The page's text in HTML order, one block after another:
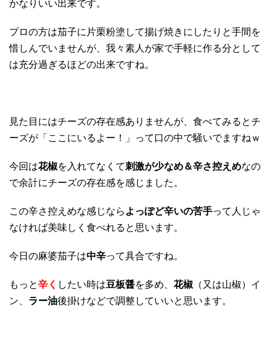
かなりいい出来です。
プロの方は茄子に片栗粉塗して揚げ焼きにしたりと手間を
惜しんでいませんが、我々素人が家で手軽に作る分として
は充分過ぎるほどの出来ですね。
見た目にはチーズの存在感ありませんが、食べてみるとチ
ーズが「ここにいるよー！」って口の中で騒いでますねｗ
今回は花椒を入れてなくて刺激が少なめ＆辛さ控えめなの
で余計にチーズの存在感を感じました。
この辛さ控えめな感じなら よっぽど辛いの苦手って人じゃ
なければ美味しく食べれると思います。
今日の麻婆茄子は中辛って具合ですね。
もっと辛く したい時は豆板醤を多め、 花椒 （又は山椒）イ
ン、 ラー油後掛けなどで調整していいと思います。